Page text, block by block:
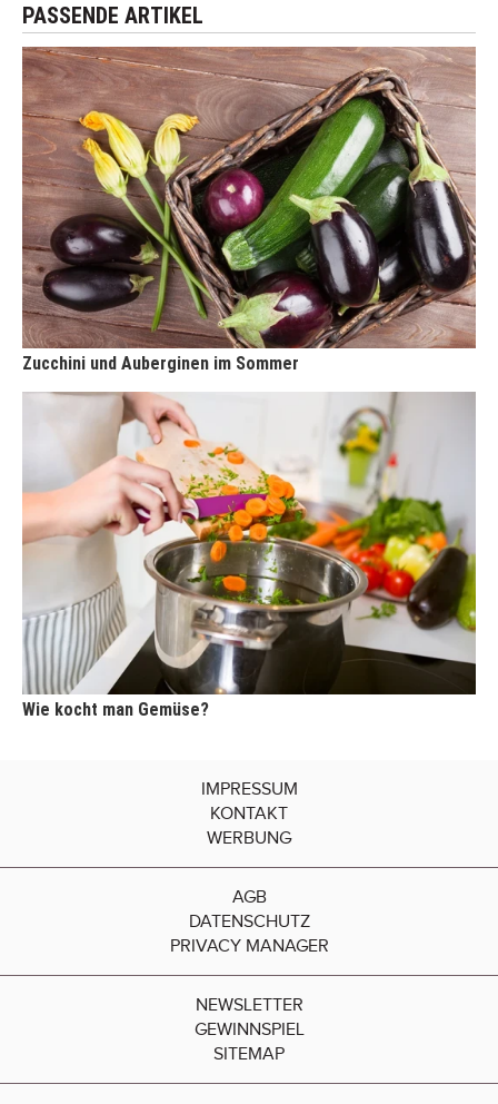
PASSENDE ARTIKEL
Zucchini und Auberginen im Sommer
Wie kocht man Gemüse?
IMPRESSUM
KONTAKT
WERBUNG
AGB
DATENSCHUTZ
PRIVACY MANAGER
NEWSLETTER
GEWINNSPIEL
SITEMAP